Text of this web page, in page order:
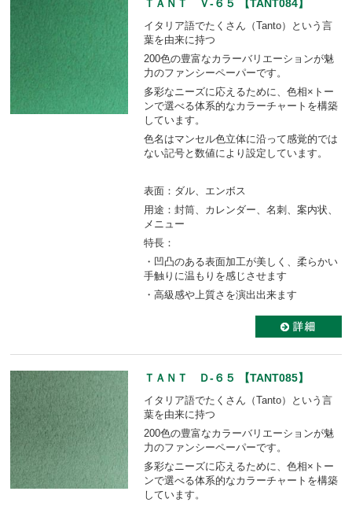
ＴＡＮＴ Ｖ-６５ 【TANT084】
イタリア語でたくさん（Tanto）という言
葉を由来に持つ
200色の豊富なカラーバリエーションが魅
力のファンシーペーパーです。
多彩なニーズに応えるために、色相×トー
ンで選べる体系的なカラーチャートを構築
しています。
色名はマンセル色立体に沿って感覚的では
ない記号と数値により設定しています。
表面：ダル、エンボス
用途：封筒、カレンダー、名刺、案内状、
メニュー
特長：
・凹凸のある表面加工が美しく、柔らかい
手触りに温もりを感じさせます
・高級感や上質さを演出出来ます
ＴＡＮＴ Ｄ-６５ 【TANT085】
イタリア語でたくさん（Tanto）という言
葉を由来に持つ
200色の豊富なカラーバリエーションが魅
力のファンシーペーパーです。
多彩なニーズに応えるために、色相×トー
ンで選べる体系的なカラーチャートを構築
しています。